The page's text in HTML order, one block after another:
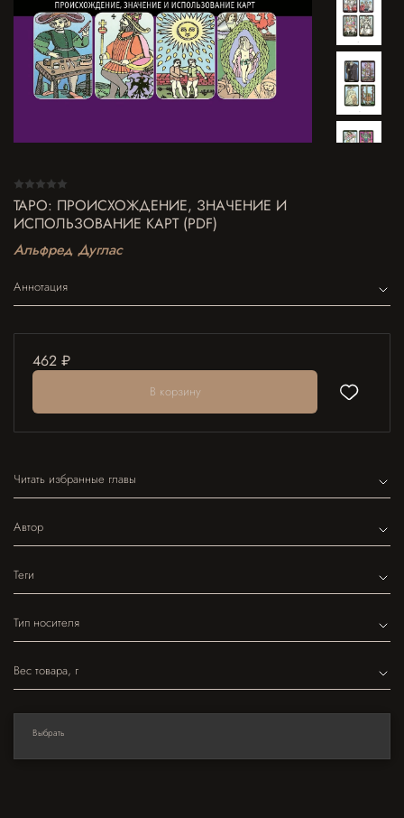
ТАРО: ПРОИСХОЖДЕНИЕ, ЗНАЧЕНИЕ И
ИСПОЛЬЗОВАНИЕ КАРТ (PDF)
Альфред Дуглас
Аннотация
462 ₽
В корзину
Читать избранные главы
Автор
Теги
Тип носителя
Вес товара, г
Выбрать